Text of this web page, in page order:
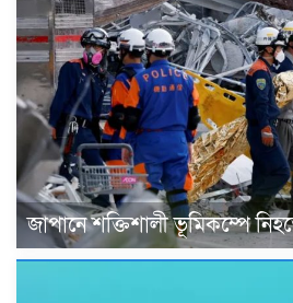
জাপানে শক্তিশালী ভূমিকম্পে